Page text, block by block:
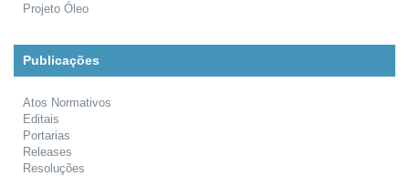
Projeto Óleo
Publicações
Atos Normativos
Editais
Portarias
Releases
Resoluções